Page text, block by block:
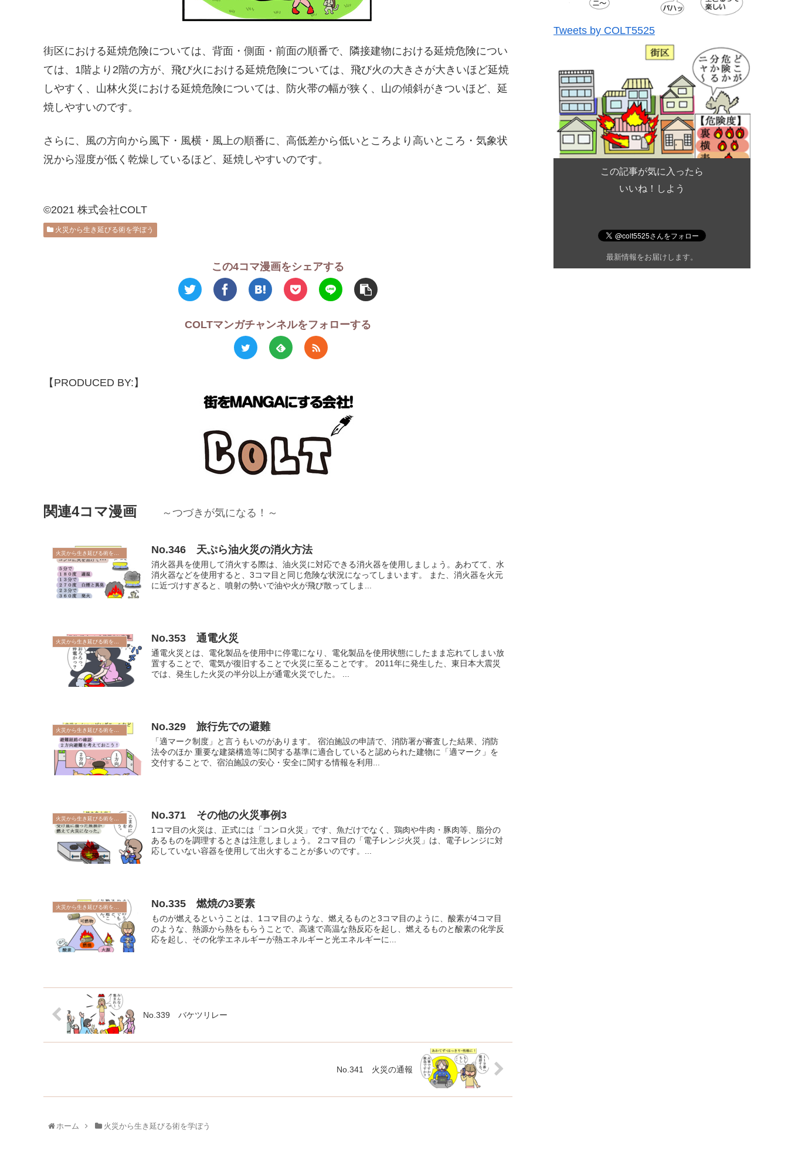
街区における延焼危険については、背面・側面・前面の順番で、隣接建物における延焼危険につい
ては、1階より2階の方が、 飛び火における延焼危険については、飛び火の大きさが大きいほど延焼
しやすく、山林火災における延焼危険については、防火帯の幅が狭く、山の傾斜がきついほど、延
焼しやすいのです。
さらに、風の方向から風下・風横・風上の順番に、高低差から低いところより高いところ・気象状
況から湿度が低く乾燥しているほど、延焼しやすいのです。
©2021 株式会社COLT
火災から生き延びる術を学ぼう
この4コマ漫画をシェアする
COLTマンガチャンネルをフォローする
【PRODUCED BY:】
関連4コマ漫画 ～つづきが気になる！～
火災から生き延びる術を学ぼう No.346 天ぷら油火災の消火方法
消火器具を使用して消火する際は、油火災に対応できる消火器を使用しましょう。あわてて、水
消火器などを使用すると、3コマ目と同じ危険な状況になってしまいます。 また、消火器を火元
に近づけすぎると、噴射の勢いで油や火が飛び散ってしま...
火災から生き延びる術を学ぼう No.353 通電火災
通電火災とは、電化製品を使用中に停電になり、電化製品を使用状態にしたまま忘れてしまい放
置することで、電気が復旧することで火災に至ることです。 2011年に発生した、東日本大震災
では、発生した火災の半分以上が通電火災でした。 ...
火災から生き延びる術を学ぼう No.329 旅行先での避難
「適マーク制度」と言うもいのがあります。 宿泊施設の申請で、消防署が審査した結果、消防
法令のほか 重要な建築構造等に関する基準に適合していると認められた建物に「適マーク」を
交付することで、宿泊施設の安心・安全に関する情報を利用...
火災から生き延びる術を学ぼう No.371 その他の火災事例3
1コマ目の火災は、正式には「コンロ火災」です、魚だけでなく、鶏肉や牛肉・豚肉等、脂分の
あるものを調理するときは注意しましょう。 2コマ目の「電子レンジ火災」は、電子レンジに対
応していない容器を使用して出火することが多いのです。...
火災から生き延びる術を学ぼう No.335 燃焼の3要素
ものが燃えるということは、1コマ目のような、燃えるものと3コマ目のように、酸素が4コマ目
のような、熱源から熱をもらうことで、高速で高温な熱反応を起し、燃えるものと酸素の化学反
応を起し、その化学エネルギーが熱エネルギーと光エネルギーに...
No.339 バケツリレー
No.341 火災の通報
ホーム 火災から生き延びる術を学ぼう
Tweets by COLT5525
この記事が気に入ったら
いいね！しよう
最新情報をお届けします。